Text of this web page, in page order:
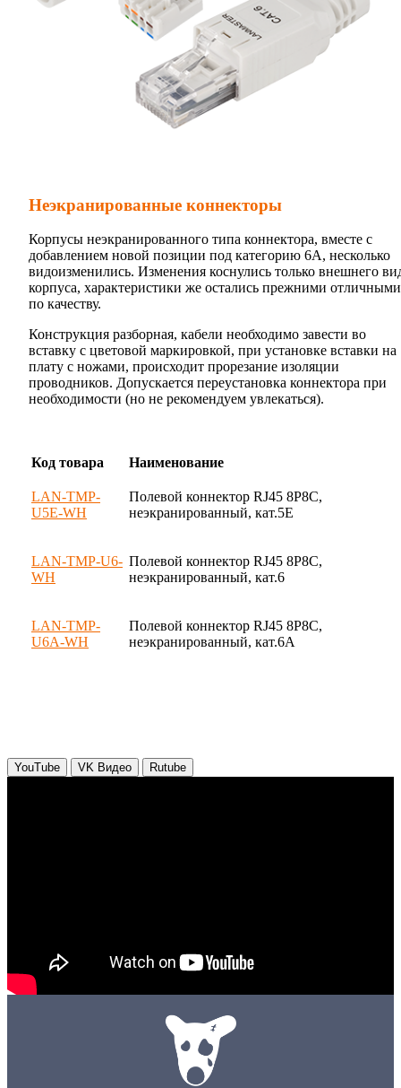
Неэкранированные коннекторы
Корпусы неэкранированного типа коннектора, вместе с
добавлением новой позиции под категорию 6А, несколько
видоизменились. Изменения коснулись только внешнего
корпуса, характеристики же остались прежними отличными
по качеству.
Конструкция разборная, кабели необходимо завести во
вставку с цветовой маркировкой, при установке вставки на
плату с ножами, происходит прорезание изоляции
проводников. Допускается переустановка коннектора при
необходимости (но не рекомендуем увлекаться).
Код товара Наименование
LAN-TMP-
U5E-WH
Полевой коннектор RJ45 8P8C,
неэкранированный, кат.5E
LAN-TMP-U6-
WH
Полевой коннектор RJ45 8P8C,
неэкранированный, кат.6
LAN-TMP-
U6A-WH
Полевой коннектор RJ45 8P8C,
неэкранированный, кат.6A
YouTube VK Видео Rutube